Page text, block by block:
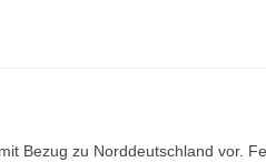
Bezug zu Norddeutschland vor.